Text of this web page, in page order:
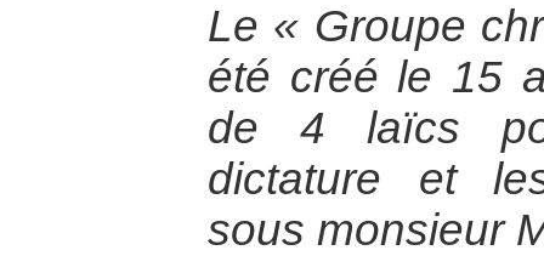
Le « Groupe
été créé le 15
de 4 laïcs
dictature et
sous monsieur